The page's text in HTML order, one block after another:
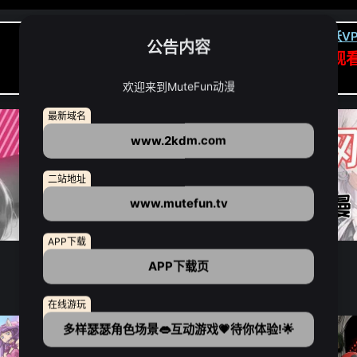
卡顿请翻墙(亚洲节点优先): 下载虎跃
APP高速专线可前往APP观
点我下载APP（仅安卓/苹果暂无）
公告内容
欢迎来到MuteFun动漫
最新域名
www.2kdm.com
二站地址
www.mutefun.tv
APP下载
APP下载页
在线游玩
多样瑟瑟角色场景👄互动游戏💗待你体验!🌟